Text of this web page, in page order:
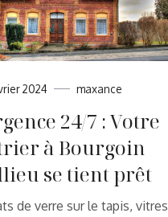
2024 maxance
24/7 : Votre
à Bourgoin
se tient prêt
de verre sur le tapis, vitres